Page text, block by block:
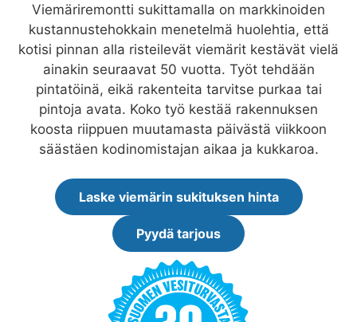
Viemäriremontti sukittamalla on markkinoiden
kustannustehokkain menetelmä huolehtia, että
kotisi pinnan alla risteilevät viemärit kestävät vielä
ainakin seuraavat 50 vuotta. Työt tehdään
pintatöinä, eikä rakenteita tarvitse purkaa tai
pintoja avata. Koko työ kestää rakennuksen
koosta riippuen muutamasta päivästä viikkoon
säästäen kodinomistajan aikaa ja kukkaroa.
Laske viemärin sukituksen hinta
Pyydä tarjous